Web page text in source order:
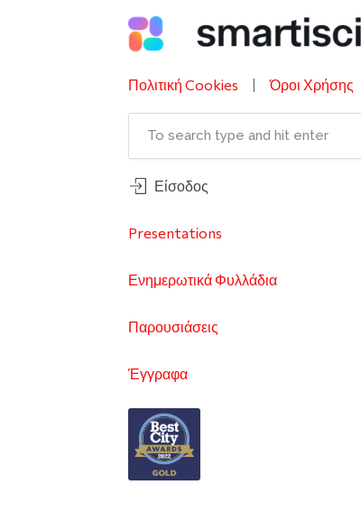
Πολιτική Cookies |Όροι Χρήσης
Είσοδος
Presentations
Ενημερωτικά Φυλλάδια
Παρουσιάσεις
Έγγραφα